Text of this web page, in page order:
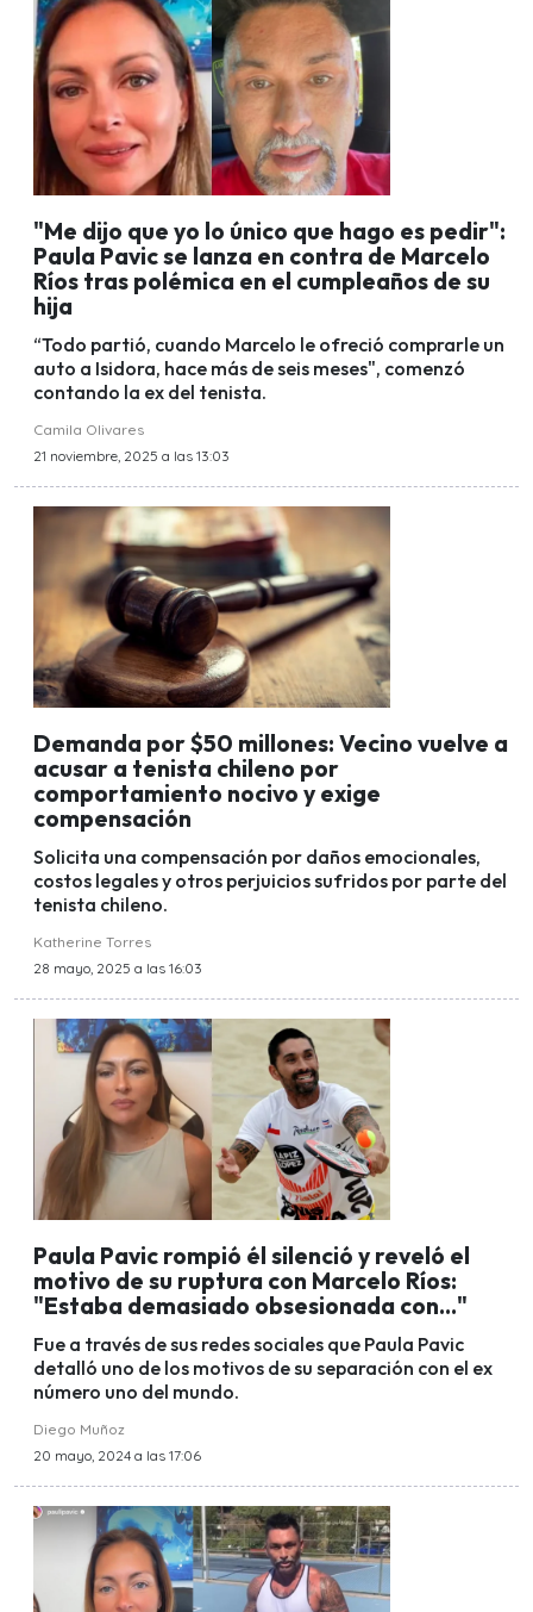
"Me dijo que yo lo único que hago es pedir":
Paula Pavic se lanza en contra de Marcelo
Ríos tras polémica en el cumpleaños de su
hija
“Todo partió, cuando Marcelo le ofreció comprarle un
auto a Isidora, hace más de seis meses", comenzó
contando la ex del tenista.
Camila Olivares
21 noviembre, 2025 a las 13:03
Demanda por $50 millones: Vecino vuelve a
acusar a tenista chileno por
comportamiento nocivo y exige
compensación
Solicita una compensación por daños emocionales,
costos legales y otros perjuicios sufridos por parte del
tenista chileno.
Katherine Torres
28 mayo, 2025 a las 16:03
Paula Pavic rompió él silenció y reveló el
motivo de su ruptura con Marcelo Ríos:
"Estaba demasiado obsesionada con..."
Fue a través de sus redes sociales que Paula Pavic
detalló uno de los motivos de su separación con el ex
número uno del mundo.
Diego Muñoz
20 mayo, 2024 a las 17:06